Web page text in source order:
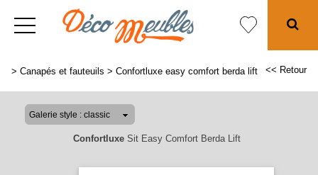
> Canapés et fauteuils > Confortluxe easy comfort berda lift << Retour
ConfortluxeSit Easy Comfort Berda Lift